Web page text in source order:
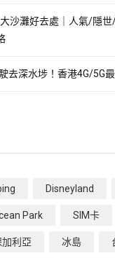
大沙灘好去處｜人氣/隱
去深水埗！香港4G/5G
Disneyland
Park SIM卡
加利亞 冰島